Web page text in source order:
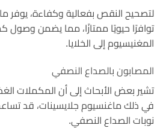
لتصحيح النقص بفعالية وكفاءة، يوفر
توافرًا حيويًا ممتازًا، مما يضمن وصول
المغنيسيوم إلى الخلايا.
المصابون بالصداع النصفي
تشير بعض الأبحاث إلى أن المكملات
في ذلك ماغنسيوم جلايسينات، قد
نوبات الصداع النصفي.